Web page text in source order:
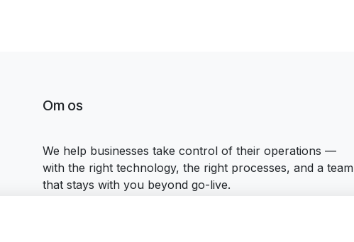
Om os
We help businesses take control of their operations —
with the right technology, the right processes, and a team
that stays with you beyond go-live.